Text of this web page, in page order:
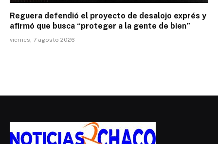
Reguera defendió el proyecto de desalojo exprés y
afirmó que busca “proteger a la gente de bien”
viernes, 7 agosto 2026